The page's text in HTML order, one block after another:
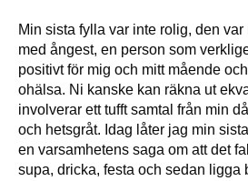
Min sista fylla var inte rolig, den
med ångest, en person som
positivt för mig och mitt mående
ohälsa. Ni kanske kan räkna ut
involverar ett tufft samtal från min
och hetsgråt. Idag låter jag min
en varsamhetens saga om att det
supa, dricka, festa och sedan ligga